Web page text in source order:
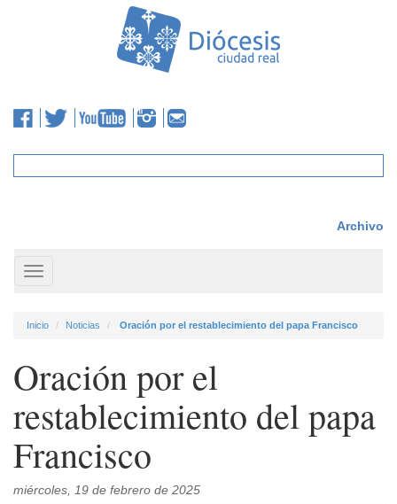
Archivo
Toggle
navigation
Inicio Noticias Oración por el restablecimiento del papa Francisco
Oración por el
restablecimiento del papa
Francisco
miércoles, 19 de febrero de 2025